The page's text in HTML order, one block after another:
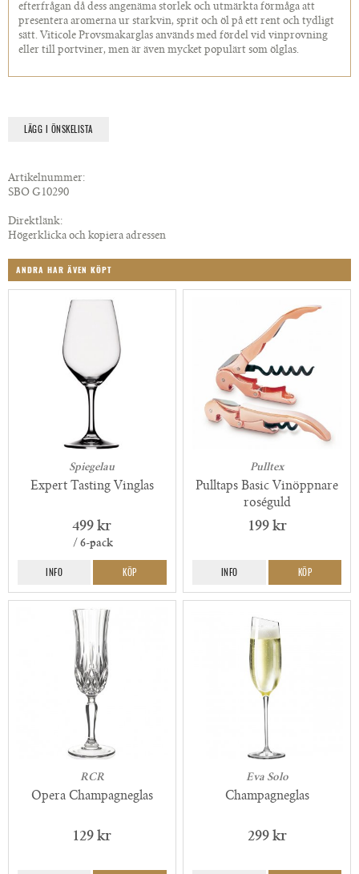
efterfrågan då dess angenäma storlek och utmärkta förmåga att
presentera aromerna ur starkvin, sprit och öl på ett rent och tydligt
sätt. Viticole Provsmakarglas används med fördel vid vinprovning
eller till portviner, men är även mycket populärt som ölglas.
LÄGG I ÖNSKELISTA
Artikelnummer:
SBO G10290
Direktlänk:
Högerklicka och kopiera adressen
ANDRA HAR ÄVEN KÖPT
Spiegelau
Expert Tasting Vinglas
499 kr
/ 6-pack
INFO KÖP
Pulltex
Pulltaps Basic Vinöppnare
roséguld
199 kr
INFO KÖP
RCR
Opera Champagneglas
129 kr
Eva Solo
Champagneglas
299 kr